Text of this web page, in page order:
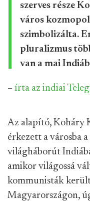
szerves része
város
szimbolizálta.
pluralizmus
van a mai
– írta az indiai
Az alapító, Koháry
érkezett a városba
világháborút
amikor világossá
kommunisták
Magyarországon,